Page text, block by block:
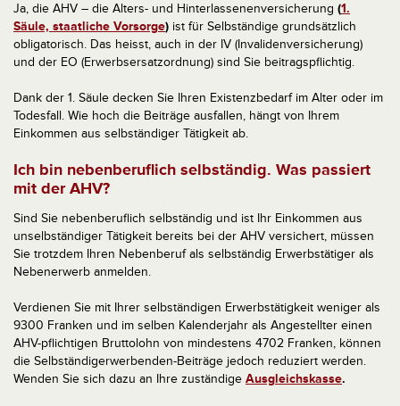
Ja, die AHV – die Alters- und Hinterlassenenversicherung (1.
Säule, staatliche Vorsorge) ist für Selbständige grundsätzlich
obligatorisch. Das heisst, auch in der IV (Invalidenversicherung)
und der EO (Erwerbsersatzordnung) sind Sie beitragspflichtig.
Dank der 1. Säule decken Sie Ihren Existenzbedarf im Alter oder im
Todesfall. Wie hoch die Beiträge ausfallen, hängt von Ihrem
Einkommen aus selbständiger Tätigkeit ab.
Ich bin nebenberuflich selbständig. Was passiert
mit der AHV?
Sind Sie nebenberuflich selbständig und ist Ihr Einkommen aus
unselbständiger Tätigkeit bereits bei der AHV versichert, müssen
Sie trotzdem Ihren Nebenberuf als selbständig Erwerbstätiger als
Nebenerwerb anmelden.
Verdienen Sie mit Ihrer selbständigen Erwerbstätigkeit weniger als
9300 Franken und im selben Kalenderjahr als Angestellter einen
AHV-pflichtigen Bruttolohn von mindestens 4702 Franken, können
die Selbständigerwerbenden-Beiträge jedoch reduziert werden.
Wenden Sie sich dazu an Ihre zuständige Ausgleichskasse.